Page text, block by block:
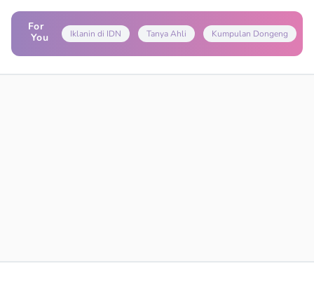
For
You
Iklanin di IDN Tanya Ahli Kumpulan Dongeng